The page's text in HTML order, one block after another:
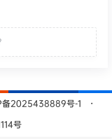
备2025438889号-1
・
号